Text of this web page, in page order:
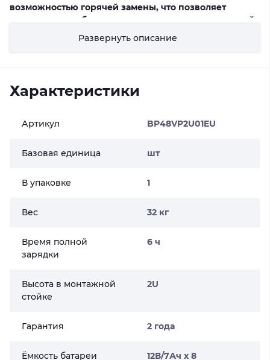
возможностью горячей замены, что позволяет
пользователям безопасно заменять аккумуляторный
модуль, не прерывая подключенных нагрузок.
Герметичный свинцово-кислотный аккумулятор,
системы питания. Спроектированный в
металлическом корпусе промышленного класса, он
критически важных приложений.
Развернуть описание
Характеристики
Артикул BP48VP2U01EU
Базовая единица шт
В упаковке 1
Вес 32 кг
Время полной
зарядки
6 ч
Высота в монтажной
стойке
2U
Гарантия 2 года
Ёмкость батареи 12В/7Ач х 8